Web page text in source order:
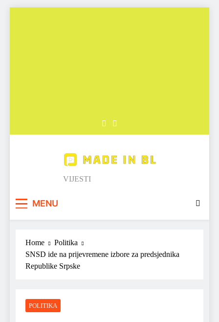
Made in BL
VIJESTI
MENU
Home
Politika
SNSD ide na prijevremene izbore za predsjednika
Republike Srpske
POLITIKA